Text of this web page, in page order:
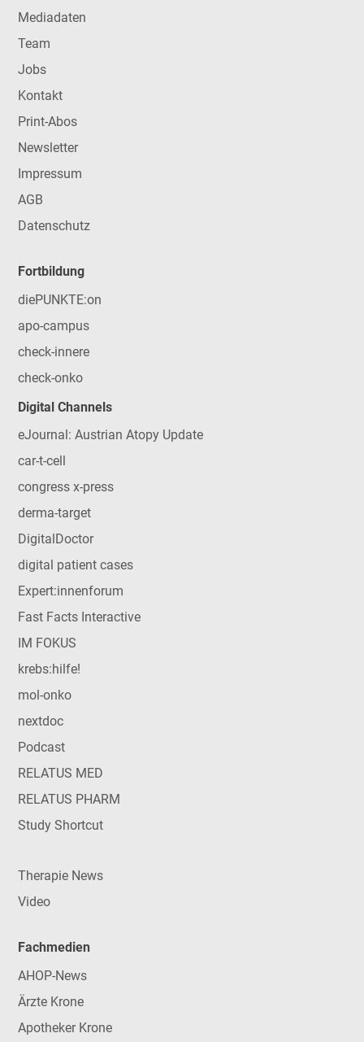
Mediadaten
Team
Jobs
Kontakt
Print-Abos
Newsletter
Impressum
AGB
Datenschutz
Fortbildung
diePUNKTE:on
apo-campus
check-innere
check-onko
Digital Channels
eJournal: Austrian Atopy Update
car-t-cell
congress x-press
derma-target
DigitalDoctor
digital patient cases
Expert:innenforum
Fast Facts Interactive
IM FOKUS
krebs:hilfe!
mol-onko
nextdoc
Podcast
RELATUS MED
RELATUS PHARM
Study Shortcut
Therapie News
Video
Fachmedien
AHOP-News
Ärzte Krone
Apotheker Krone